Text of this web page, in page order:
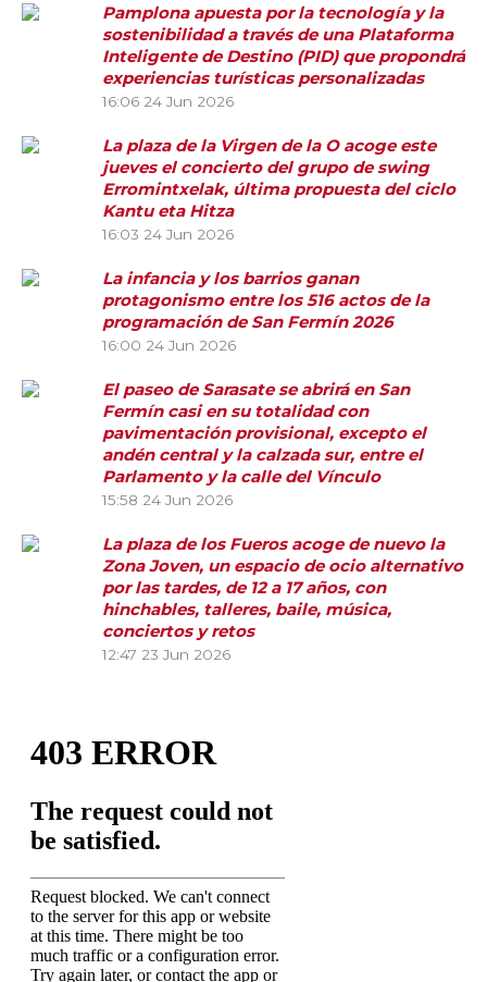
Pamplona apuesta por la tecnología y la
sostenibilidad a través de una Plataforma
Inteligente de Destino (PID) que propondrá
experiencias turísticas personalizadas
16:06 24 Jun 2026
La plaza de la Virgen de la O acoge este
jueves el concierto del grupo de swing
Erromintxelak, última propuesta del ciclo
Kantu eta Hitza
16:03 24 Jun 2026
La infancia y los barrios ganan
protagonismo entre los 516 actos de la
programación de San Fermín 2026
16:00 24 Jun 2026
El paseo de Sarasate se abrirá en San
Fermín casi en su totalidad con
pavimentación provisional, excepto el
andén central y la calzada sur, entre el
Parlamento y la calle del Vínculo
15:58 24 Jun 2026
La plaza de los Fueros acoge de nuevo la
Zona Joven, un espacio de ocio alternativo
por las tardes, de 12 a 17 años, con
hinchables, talleres, baile, música,
conciertos y retos
12:47 23 Jun 2026